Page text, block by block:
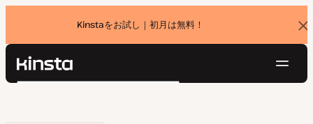
Kinstaをお試し｜初月は無料！
バ
ナ
Kinsta®
検